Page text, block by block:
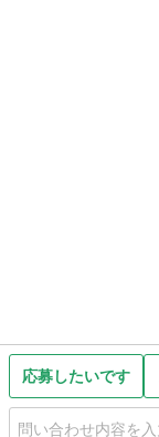
応募したいです